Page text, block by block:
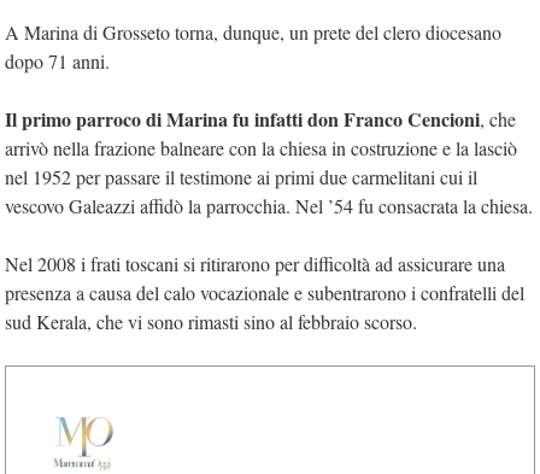
A Marina di Grosseto torna, dunque, un prete del clero diocesano
dopo 71 anni.
Il primo parroco di Marina fu infatti don Franco Cencioni, che
arrivò nella frazione balneare con la chiesa in costruzione e la lasciò
nel 1952 per passare il testimone ai primi due carmelitani cui il
vescovo Galeazzi affidò la parrocchia. Nel ’54 fu consacrata la chiesa.
Nel 2008 i frati toscani si ritirarono per difficoltà ad assicurare una
presenza a causa del calo vocazionale e subentrarono i confratelli del
sud Kerala, che vi sono rimasti sino al febbraio scorso.